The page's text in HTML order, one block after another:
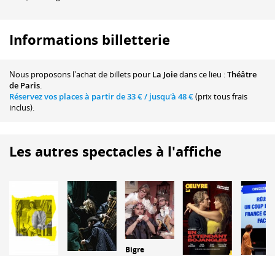
Informations billetterie
Nous proposons l'achat de billets pour La Joiedans ce lieu :Théâtre
de Paris.
Réservez vos places à partir de33 €/ jusqu'à 48 €(prix tous frais
inclus).
Les autres spectacles à l'affiche
Bigre